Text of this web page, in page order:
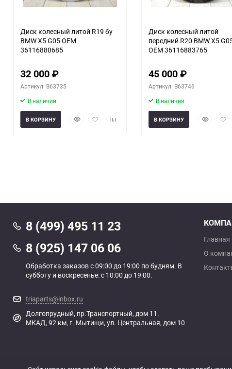
Диск колесный литой R19 бу
BMW X5 G05 OEM
36116880685
32 000₽
Артикул: B63735
В наличии
БыстрыйДобавитьДобавить
В КОРЗИНУ
Диск колесный литой
передний R20 BMW X5
OEM 36116883765
45 000₽
Артикул: B63746
В наличии
Быстрый
В КОРЗИНУ
8 (499) 495 11 23
8 (925) 147 06 06
Обработка заказов с 09:00 до 19:00 по будням. В
субботу и воскресенье: с 10:00 до 19:00.
triaparts@inbox.ru
Долгопрудный, пр.Транспортный, дом 11.
МКАД, 92 км, г. Мытищи, ул. Центральная, дом 10
Главная
О